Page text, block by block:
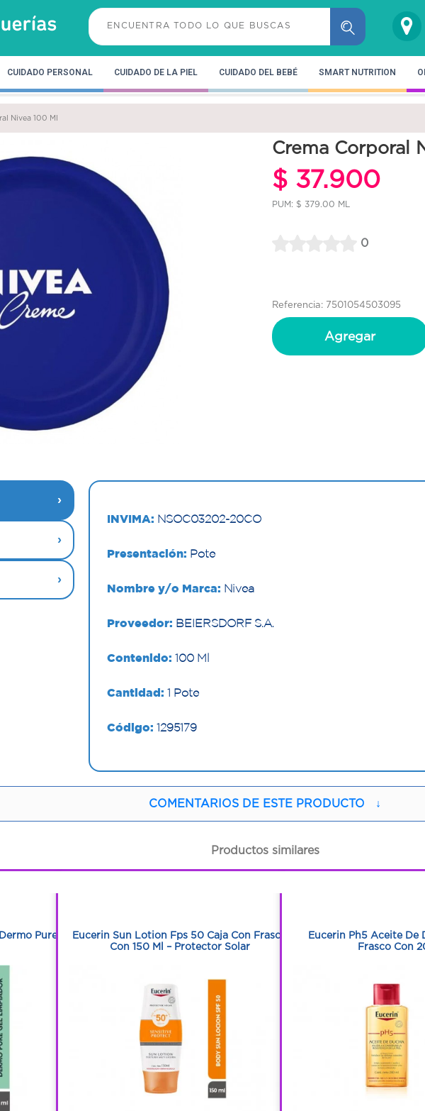
CUIDADO PERSONAL CUIDADO DE LA PIEL CUIDADO DEL BEBÉ SMART NUTRITION
Nivea 100 Ml
Crema Corporal
$ 37.900
PUM: $ 379.00 ML
0
Referencia: 7501054503095
Agregar
INVIMA: NSOC03202-20CO
Presentación: Pote
Nombre y/o Marca: Nivea
Proveedor: BEIERSDORF S.A.
Contenido: 100 Ml
Cantidad: 1 Pote
Código: 1295179
COMENTARIOS DE ESTE PRODUCTO ↓
Productos similares
Pure
Eucerin Sun Lotion Fps 50 Caja Con Frasco
Con 150 Ml – Protector Solar
Eucerin Ph5 Aceite De
Frasco Con